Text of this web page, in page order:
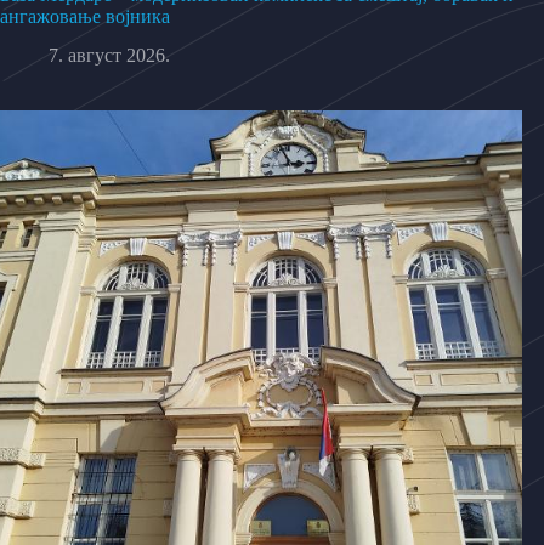
ангажовање војника
7. август 2026.